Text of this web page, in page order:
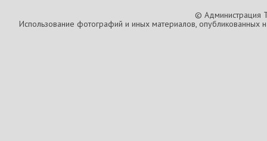
© Администрация
Использование фотографий и иных материалов, опубликованных